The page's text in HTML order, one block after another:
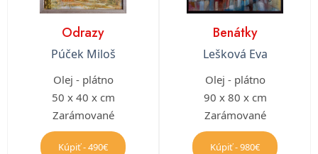
Odrazy
Púček Miloš
Olej - plátno
50 x 40 x cm
Zarámované
Kúpiť - 490€
Benátky
Lešková Eva
Olej - plátno
90 x 80 x cm
Zarámované
Kúpiť - 980€